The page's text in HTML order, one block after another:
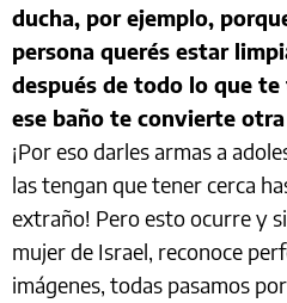
ducha, por ejemplo,
persona querés estar
después de todo lo que
ese baño te convierte
¡Por eso darles armas a
las tengan que tener cerca
extraño! Pero esto ocurre y
mujer de Israel, reconoce
imágenes, todas pasamos